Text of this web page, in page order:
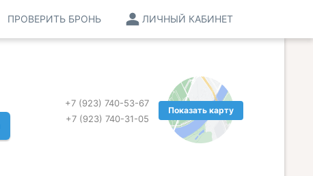
ЛИЧНЫЙ КАБИНЕТ
ПРОВЕРИТЬ БРОНЬ
Показать карту
+7 (923) 740-53-67
+7 (923) 740-31-05